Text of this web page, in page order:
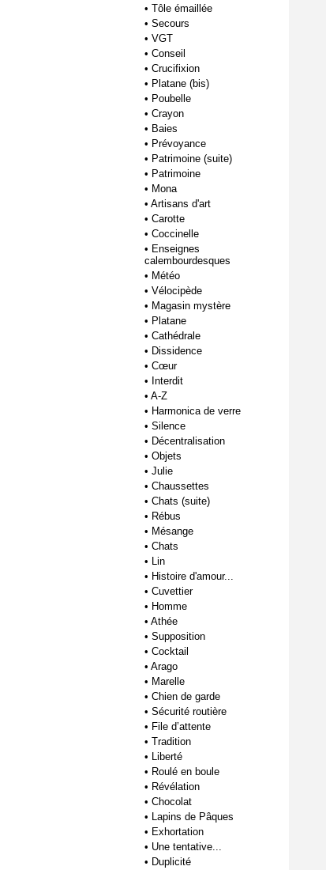
• Tôle émaillée
• Secours
• VGT
• Conseil
• Crucifixion
• Platane (bis)
• Poubelle
• Crayon
• Baies
• Prévoyance
• Patrimoine (suite)
• Patrimoine
• Mona
• Artisans d'art
• Carotte
• Coccinelle
• Enseignes
calembourdesques
• Météo
• Vélocipède
• Magasin mystère
• Platane
• Cathédrale
• Dissidence
• Cœur
• Interdit
• A-Z
• Harmonica de verre
• Silence
• Décentralisation
• Objets
• Julie
• Chaussettes
• Chats (suite)
• Rébus
• Mésange
• Chats
• Lin
• Histoire d'amour...
• Cuvettier
• Homme
• Athée
• Supposition
• Cocktail
• Arago
• Marelle
• Chien de garde
• Sécurité routière
• File d’attente
• Tradition
• Liberté
• Roulé en boule
• Révélation
• Chocolat
• Lapins de Pâques
• Exhortation
• Une tentative...
• Duplicité